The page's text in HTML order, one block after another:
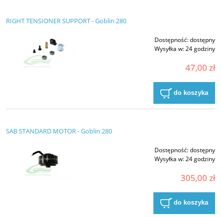
RIGHT TENSIONER SUPPORT - Goblin 280
Dostępność:dostępny
Wysyłka w:24 godziny
47,00 zł
do koszyka
SAB STANDARD MOTOR - Goblin 280
Dostępność:dostępny
Wysyłka w:24 godziny
305,00 zł
do koszyka